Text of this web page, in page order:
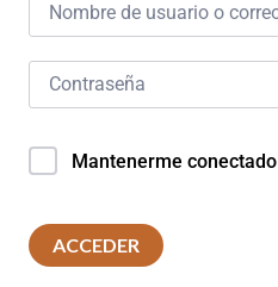
Mantenerme conectado
ACCEDER